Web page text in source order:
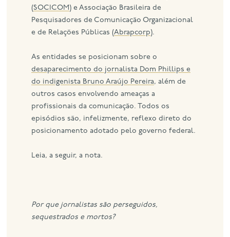
(SOCICOM ) e Associação Brasileira de
Pesquisadores de Comunicação Organizacional
e de Relações Públicas (Abrapcorp).
As entidades se posicionam sobre o
desaparecimento do jornalista Dom Phillips e
do indigenista Bruno Araújo Pereira, além de
outros casos envolvendo ameaças a
profissionais da comunicação. Todos os
episódios são, infelizmente, reflexo direto do
posicionamento adotado pelo governo federal.
Leia, a seguir, a nota.
Por que jornalistas são perseguidos,
sequestrados e mortos?